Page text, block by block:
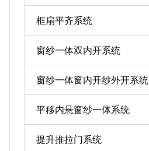
框扇平齐系统
窗纱一体双内开系统
窗纱一体窗内开纱外开系统
平移内悬窗纱一体系统
提升推拉门系统